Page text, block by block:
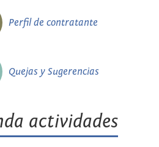
Perfil de contratante
Quejas y Sugerencias
actividades